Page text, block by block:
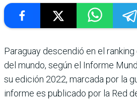
Paraguay descendió en el
del mundo, según el Informe
su edición 2022, marcada por la
informe es publicado por la Red